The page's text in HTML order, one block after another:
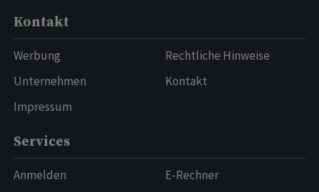
Kontakt
Werbung
Unternehmen
Impressum
Rechtliche Hinweise
Kontakt
Services
Anmelden
E-Rechner